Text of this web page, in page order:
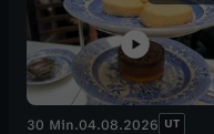
30 Min.04.08.2026 UT